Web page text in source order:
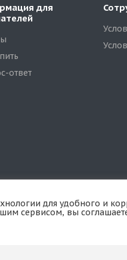
для
ответ
для удобного и
сервисом, вы